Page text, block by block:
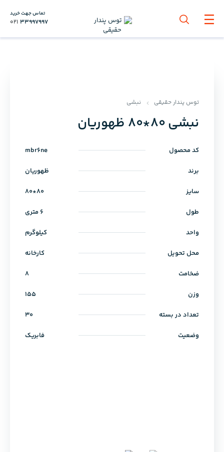
تماس جهت خرید
021 33997997
توس پندار حقیقی نبشی
نبشی 80*80 ظهوریان
کد محصول mbr6ne
برند ظهوریان
سایز 80*80
طول 6 متری
واحد کیلوگرم
محل تحویل کارخانه
ضخامت 8
وزن 155
تعداد در بسته 30
وضعیت فابریک